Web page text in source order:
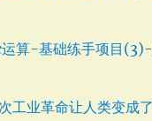
算-基础练手项目
工业革命让人类变成